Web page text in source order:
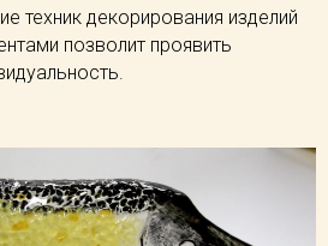
техник декорирования изделий
позволит проявить